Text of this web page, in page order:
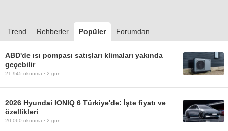
Trend Rehberler Popüler Forumdan
ABD'de ısı pompası satışları klimaları yakında
geçebilir
21.945 okunma · 2 gün
2026 Hyundai IONIQ 6 Türkiye'de: İşte fiyatı ve
özellikleri
20.060 okunma · 2 gün